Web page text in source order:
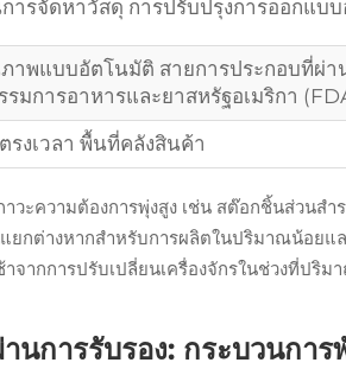
ารจัดหาวัสดุ การปรับปรุงการออกแบบ
พแบบอัตโนมัติ สายการประกอบที่ผ่า
มการอาหารและยาสหรัฐอเมริกา
รงเวลา พื้นที่คลังสินค้า
าวะความต้องการพุ่งสูง เช่น สต๊อกชิ้นส่วนส
แยกต่างหากสำหรับการผลิตในปริมาณน้อย
จากการปรับเปลี่ยนเครื่องจักรในช่วงที่ปริ
นการรับรอง: กระบวนกา